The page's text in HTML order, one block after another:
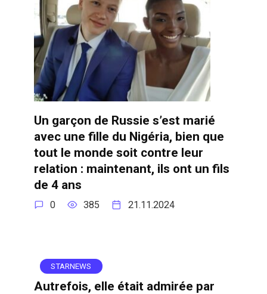
Un garçon de Russie s’est marié
avec une fille du Nigéria, bien que
tout le monde soit contre leur
relation : maintenant, ils ont un fils
de 4 ans
0 385 21.11.2024
STARNEWS
Autrefois, elle était admirée par